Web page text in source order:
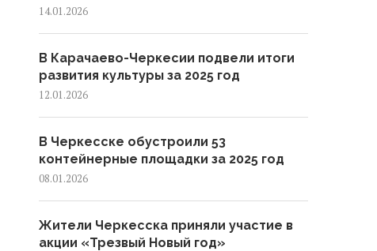
14.01.2026
В Карачаево-Черкесии подвели итоги
развития культуры за 2025 год
12.01.2026
В Черкесске обустроили 53
контейнерные площадки за 2025 год
08.01.2026
Жители Черкесска приняли участие в
акции «Трезвый Новый год»